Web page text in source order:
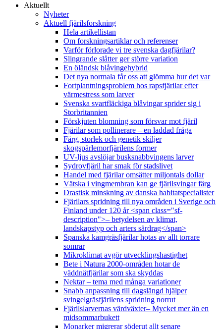
Aktuellt
Nyheter
Aktuell fjärilsforskning
Hela artikellistan
Om forskningsartiklar och referenser
Varför förlorade vi tre svenska dagfjärilar?
Slingrande slåtter ger större variation
En öländsk blåvingehybrid
Det nya normala får oss att glömma hur det var
Fortplantningsproblem hos rapsfjärilar efter
värmestress som larver
Svenska svartfläckiga blåvingar sprider sig i
Storbritannien
Förskjuten blomning som försvar mot fjäril
Fjärilar som pollinerare – en laddad fråga
Färg, storlek och genetik skiljer
skogspärlemorfjärilens former
UV-ljus avslöjar busksnabbvingens larver
Sydrovfjäril har smak för stadslivet
Handel med fjärilar omsätter miljontals dollar
Vätska i vingmembran kan ge fjärilsvingar färg
Drastisk minskning av danska habitatspecialister
Fjärilars spridning till nya områden i Sverige och
Finland under 120 år <span class="sf-
description">– betydelsen av klimat,
landskapstyp och arters särdrag</span>
Spanska kamgräsfjärilar hotas av allt torrare
somrar
Mikroklimat avgör utvecklingshastighet
Bete i Natura 2000-områden hotar de
väddnätfjärilar som ska skyddas
Nektar – tema med många variationer
Snabb anpassning till dagslängd hjälper
svingelgräsfjärilens spridning norrut
Fjärilslarvernas värdväxter– Mycket mer än en
midsommarbukett
Monarker migrerar söderut allt senare